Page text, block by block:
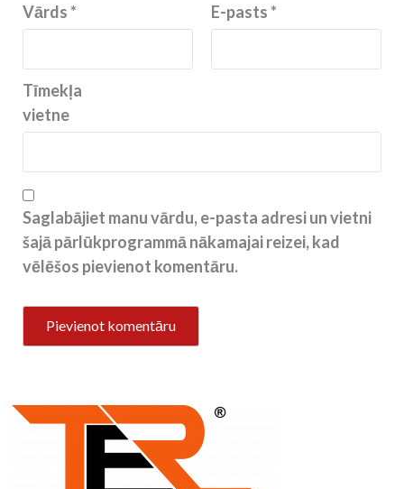
Vārds* E-pasts*
Tīmekļa
vietne
Saglabājiet manu vārdu, e-pasta adresi un vietni
šajā pārlūkprogrammā nākamajai reizei, kad
vēlēšos pievienot komentāru.